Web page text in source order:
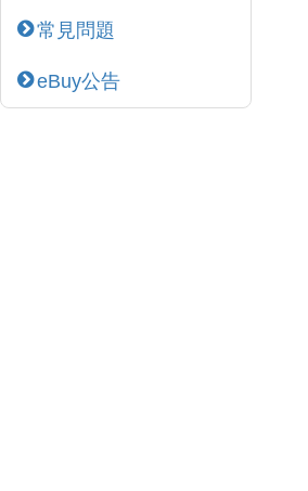
常見問題
eBuy公告